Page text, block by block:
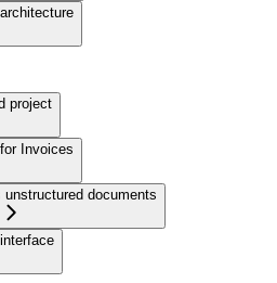
project
Invoices
documents